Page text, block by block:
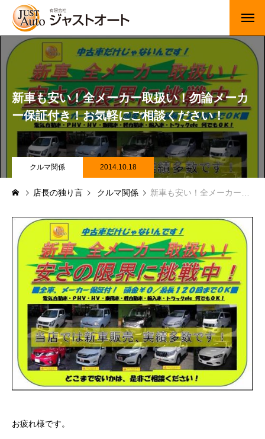
トップページ
新車
中古車・未使用車
JUジャナイト在庫情報
Gooネット在庫情報
カーセンサー在庫情報
車検・定期点検
整備・修理・板金・塗装
ボディコーティング・艶出し・磨き
部品の取り付け
各種作業料金
おすすめ
部品の取り付け
新車も安い！全メーカー取扱い！勿論メーカ
ー保証付き！お気軽にご相談ください！
クルマ関係 2014.10.18
店長の独り言 クルマ関係 新車も安い！全メーカー取扱い！勿論メーカー保証付き！お気軽にご相談ください！
お疲れ様です。